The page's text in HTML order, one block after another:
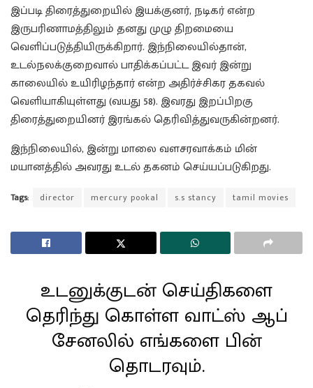
இப்படி திரைத்துறையில் இயக்குனர், நடிகர் என்ற
இருபரிணாமத்திலும் தனது முழு திறமையை
வெளிப்படுத்தியிருக்கிறார். இந்நிலையில்தான்,
உடல்நலக்குறைவால் பாதிக்கப்பட்ட இவர் இன்று
காலையில் உயிரிழந்தார் என்ற அதிர்ச்சிகர தகவல்
வெளியாகியுள்ளது (வயது 58). இவரது இறப்பிறகு
திரைத்துறையினர் இரங்கல் தெரிவித்துவருகின்றனர்.
இந்நிலையில், இன்று மாலை வளசரவாக்கம் மின்
மயானத்தில் அவரது உடல் தகனம் செய்யப்படுகிறது.
Tags: director mercury pookal s.s stancy tamil movies
உடனுக்குடன் செய்திகளை
தெரிந்து கொள்ள வாட்ஸ் ஆப்
சேனலில் எங்களை பின்
தொடரவும்.